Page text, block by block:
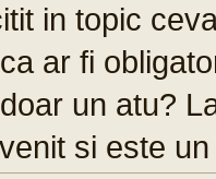
in topic
ar fi
un atu?
si este